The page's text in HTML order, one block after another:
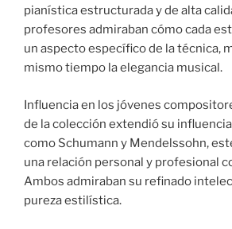
pianística estructurada y de alta
profesores admiraban cómo cada
un aspecto específico de la técnica,
mismo tiempo la elegancia musical.
Influencia en los jóvenes
de la colección extendió su
como Schumann y Mendelssohn,
una relación personal y profesional
Ambos admiraban su refinado
pureza estilística.